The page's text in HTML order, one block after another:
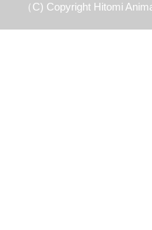
（C) Copyright Hitomi